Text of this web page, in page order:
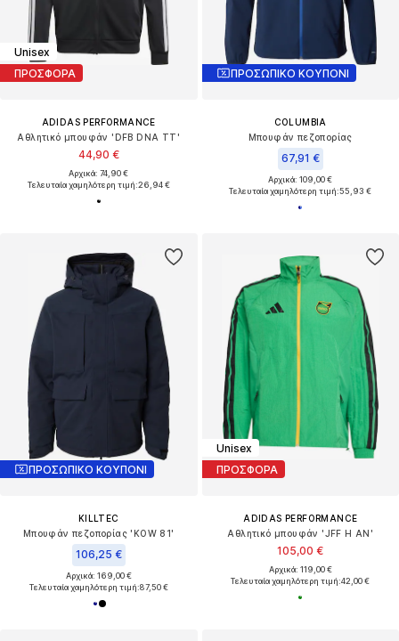
Unisex
ΠΡΟΣΦΟΡΑ
ADIDAS PERFORMANCE
Αθλητικό μπουφάν 'DFB DNA TT'
44,90 €
Αρχικά: 74,90 €
Τελευταία χαμηλότερη τιμή:26,94 €
ΠΡΟΣΩΠΙΚΟ ΚΟΥΠΟΝΙ
COLUMBIA
Μπουφάν πεζοπορίας
67,91 €
Αρχικά: 109,00 €
Τελευταία χαμηλότερη τιμή:55,93 €
ΠΡΟΣΩΠΙΚΟ ΚΟΥΠΟΝΙ
KILLTEC
Μπουφάν πεζοπορίας 'KOW 81'
106,25 €
Αρχικά: 169,00 €
Τελευταία χαμηλότερη τιμή:87,50 €
Unisex
ΠΡΟΣΦΟΡΑ
ADIDAS PERFORMANCE
Αθλητικό μπουφάν 'JFF H AN'
105,00 €
Αρχικά: 119,00 €
Τελευταία χαμηλότερη τιμή:42,00 €